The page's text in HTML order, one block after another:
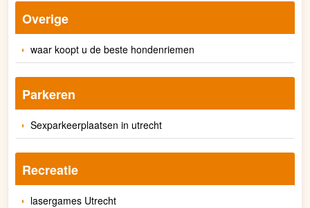
Overige
waar koopt u de beste hondenriemen
Parkeren
Sexparkeerplaatsen in utrecht
Recreatie
lasergames Utrecht